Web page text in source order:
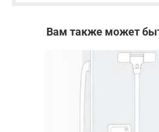
Вам также может